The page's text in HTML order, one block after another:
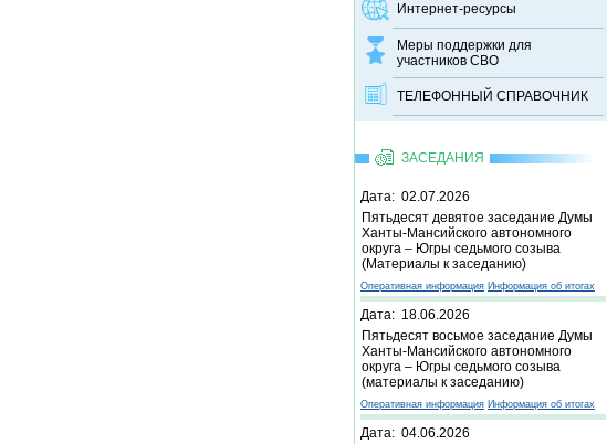
Интернет-ресурсы
Меры поддержки для
участников СВО
ТЕЛЕФОННЫЙ CПРАВОЧНИК
ЗАСЕДАНИЯ
Дата: 02.07.2026
Пятьдесят девятое заседание Думы
Ханты-Мансийского автономного
округа – Югры седьмого созыва
(Материалы к заседанию)
Оперативная информация Информация об итогах
Дата: 18.06.2026
Пятьдесят восьмое заседание Думы
Ханты-Мансийского автономного
округа – Югры седьмого созыва
(материалы к заседанию)
Оперативная информация Информация об итогах
Дата: 04.06.2026